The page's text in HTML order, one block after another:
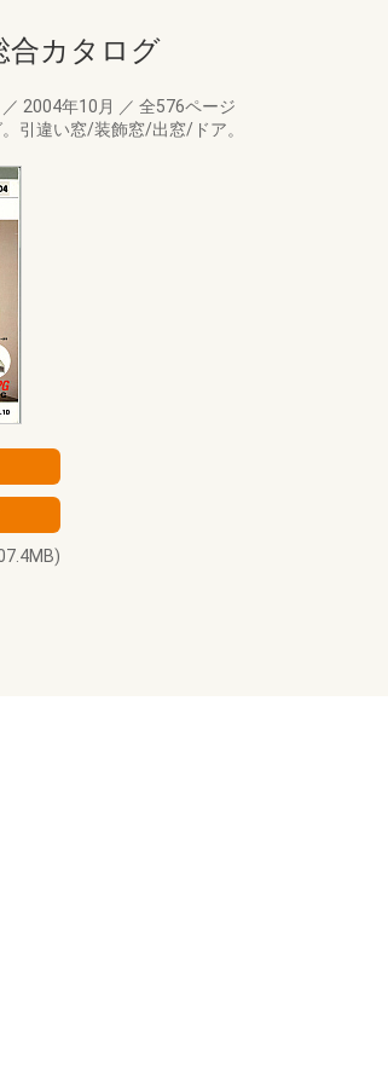
合カタログ
／ 2004年10月 ／ 全576ページ
引違い窓/装飾窓/出窓/ドア。